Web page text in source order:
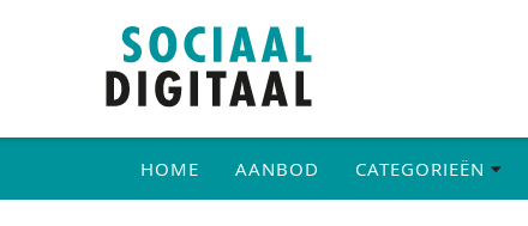
HOME AANBOD CATEGORIEËN